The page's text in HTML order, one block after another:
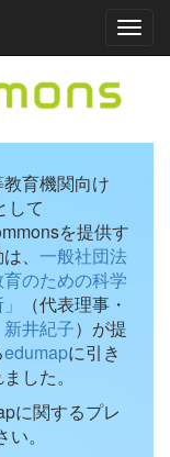
育機関向け
して
を提供す
、 一般社団法
育のための科学
（代表理事・
新井紀子）が提
edumapに引き
した。
に関するプレ
。